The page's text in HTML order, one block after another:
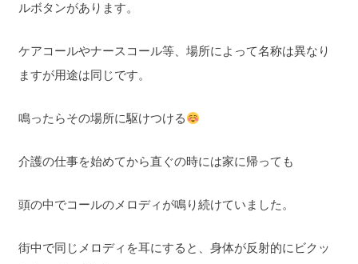
ルボタンがあります。
ケアコールやナースコール等、場所によって名称は異なり
ますが用途は同じです。
鳴ったらその場所に駆けつける
介護の仕事を始めてから直ぐの時には家に帰っても
頭の中でコールのメロディが鳴り続けていました。
街中で同じメロディを耳にすると、身体が反射的にビクッ